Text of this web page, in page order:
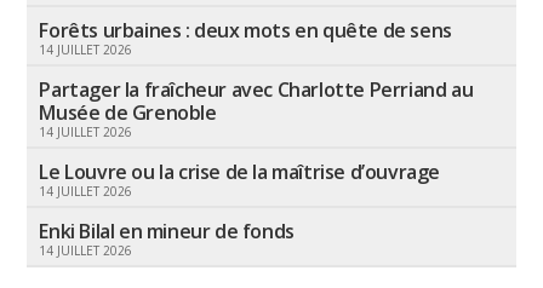
Forêts urbaines : deux mots en quête de sens
14 JUILLET 2026
Partager la fraîcheur avec Charlotte Perriand au
Musée de Grenoble
14 JUILLET 2026
Le Louvre ou la crise de la maîtrise d’ouvrage
14 JUILLET 2026
Enki Bilal en mineur de fonds
14 JUILLET 2026